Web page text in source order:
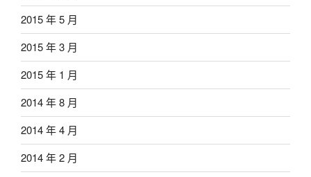
2015 年 5 月
2015 年 3 月
2015 年 1 月
2014 年 8 月
2014 年 4 月
2014 年 2 月